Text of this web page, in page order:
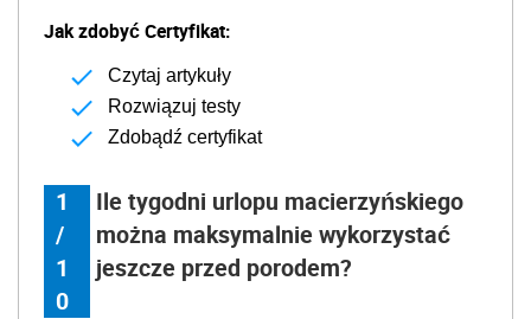
Jak zdobyć Certyfikat:
Czytaj artykuły
Rozwiązuj testy
Zdobądź certyfikat
1
/
1
0
Ile tygodni urlopu macierzyńskiego
można maksymalnie wykorzystać
jeszcze przed porodem?